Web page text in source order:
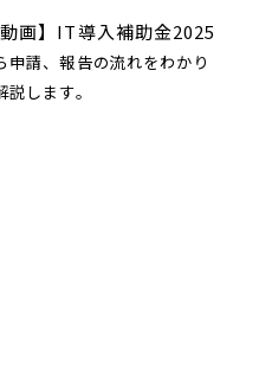
動画】IT導入補助金2025
申請、報告の流れをわかり
します。